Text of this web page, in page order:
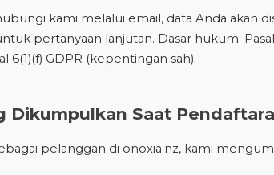
kami melalui email, data Anda akan
pertanyaan lanjutan. Dasar hukum:
6(1)(f) GDPR (kepentingan sah).
Dikumpulkan Saat
pelanggan di onoxia.nz, kami